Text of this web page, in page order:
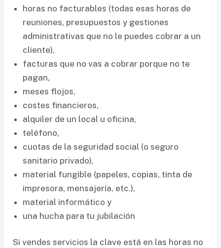
horas no facturables (todas esas horas de
reuniones, presupuestos y gestiones
administrativas que no le puedes cobrar a un
cliente),
facturas que no vas a cobrar porque no te
pagan,
meses flojos,
costes financieros,
alquiler de un local u oficina,
teléfono,
cuotas de la seguridad social (o seguro
sanitario privado),
material fungible (papeles, copias, tinta de
impresora, mensajería, etc.),
material informático y
una hucha para tu jubilación
Si vendes servicios la clave está en las horas no